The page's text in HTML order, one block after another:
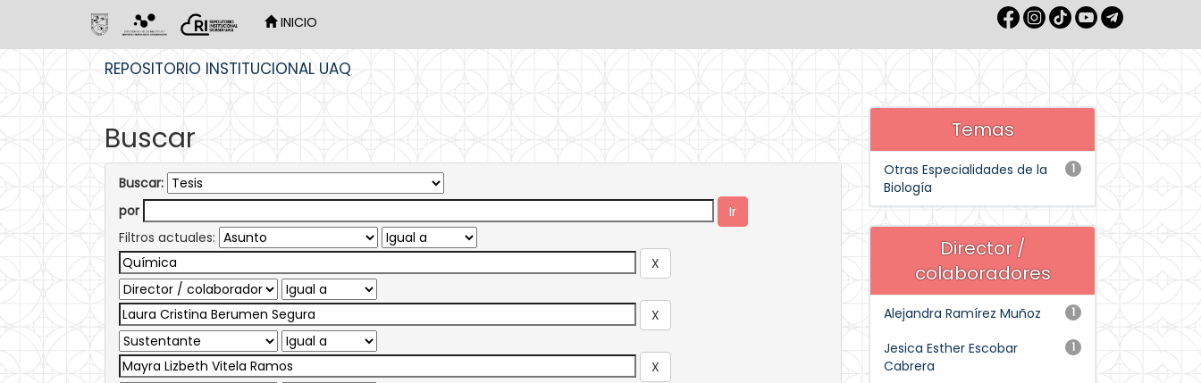
INICIO
REPOSITORIO INSTITUCIONAL UAQ
Buscar
Buscar:
por
Filtros actuales:
Temas
1
Otras Especialidades de la
Biología
Director /
colaboradores
1
Alejandra Ramírez Muñoz
1
Jesica Esther Escobar
Cabrera